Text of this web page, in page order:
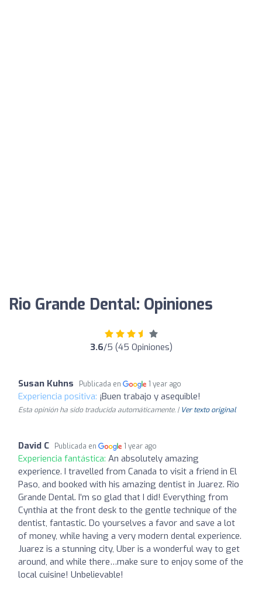
Rio Grande Dental: Opiniones
3.6/5 (45 Opiniones)
Susan Kuhns Publicada en 1 year ago
Experiencia positiva: ¡Buen trabajo y asequible!
Esta opinión ha sido traducida automáticamente. | Ver texto original
David C Publicada en 1 year ago
Experiencia fantástica: An absolutely amazing
experience. I travelled from Canada to visit a friend in El
Paso, and booked with his amazing dentist in Juarez. Rio
Grande Dental. I’m so glad that I did! Everything from
Cynthia at the front desk to the gentle technique of the
dentist, fantastic. Do yourselves a favor and save a lot
of money, while having a very modern dental experience.
Juarez is a stunning city, Uber is a wonderful way to get
around, and while there…make sure to enjoy some of the
local cuisine! Unbelievable!